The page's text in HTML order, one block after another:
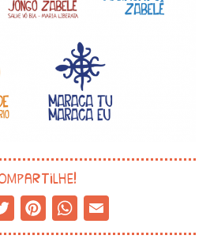
Twitter
Pinterest
WhatsApp